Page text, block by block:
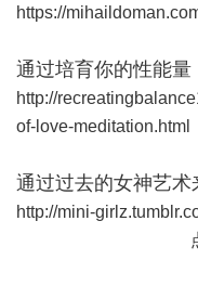
https://
通过培育你的性能量
http://
of-love-meditation.html
通过过去的女神艺术
http://mini-